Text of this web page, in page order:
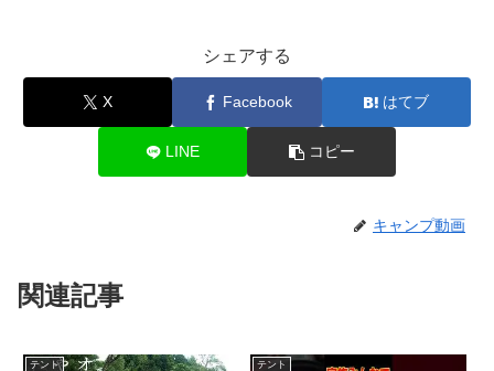
シェアする
X Facebook はてブ
LINE コピー
キャンプ動画
関連記事
テント テント